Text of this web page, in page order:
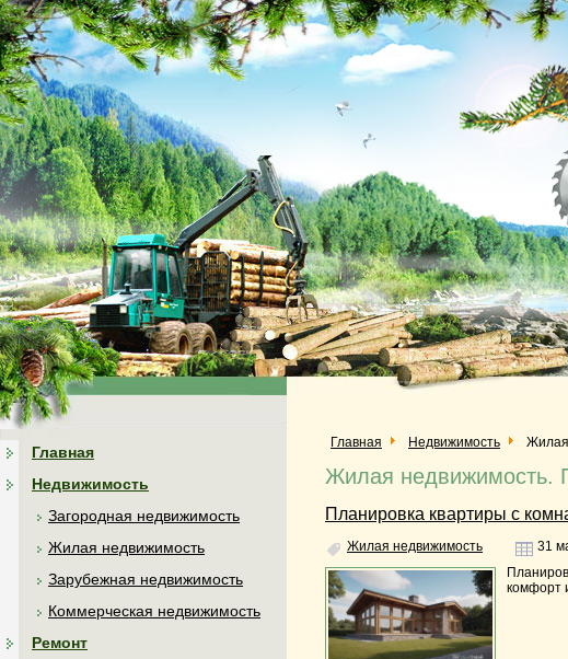
Главная
Недвижимость
Загородная недвижимость
Жилая недвижимость
Зарубежная недвижимость
Коммерческая недвижимость
Ремонт
Главная Недвижимость
Жилая недвижимость.
Планировка квартиры с
Жилая недвижимость 31
комфорт